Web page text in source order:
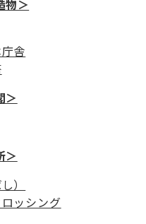
物＞
舎
＞
＞
）
ッシング